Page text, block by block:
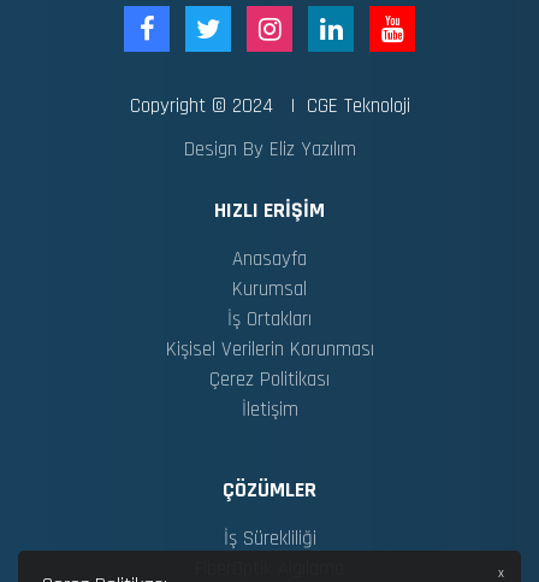
Copyright © 2024 | CGE Teknoloji
Design By Eliz Yazılım
HIZLI ERIŞIM
Anasayfa
Kurumsal
İş Ortakları
Kişisel Verilerin Korunması
Çerez Politikası
İletişim
ÇÖZÜMLER
İş Sürekliliği
x